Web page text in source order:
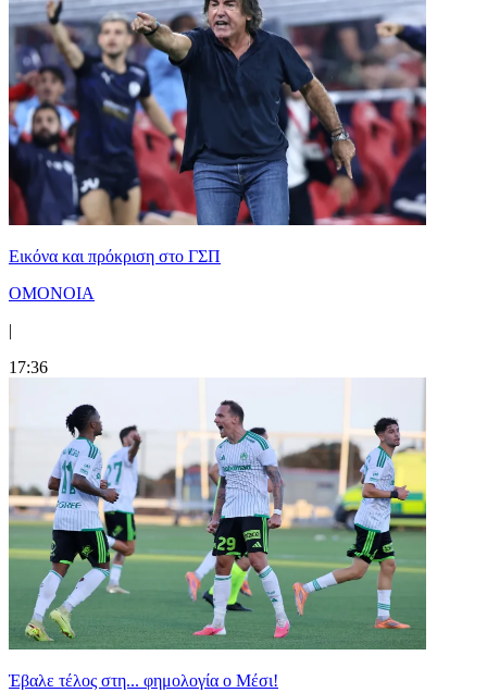
Εικόνα και πρόκριση στο ΓΣΠ
ΟΜΟΝΟΙΑ
|
17:36
Έβαλε τέλος στη... φημολογία o Μέσι!